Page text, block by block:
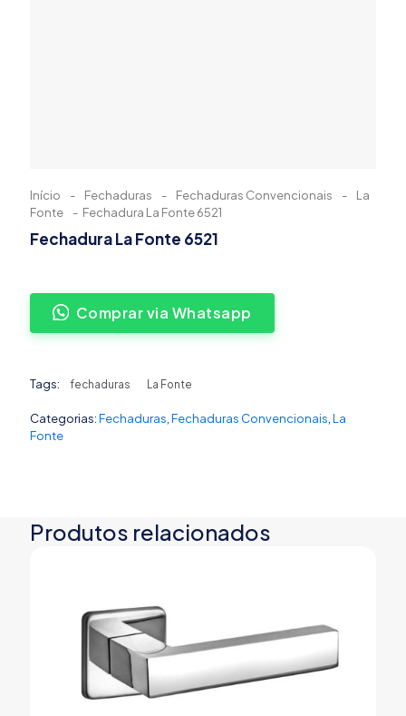
Início - Fechaduras - Fechaduras Convencionais -
La
Fonte
- Fechadura La Fonte 6521
Fechadura La Fonte 6521
Comprar via Whatsapp
Tags: fechaduras La Fonte
Categorias:Fechaduras Fechaduras Convencionais La
Fonte
Produtos relacionados